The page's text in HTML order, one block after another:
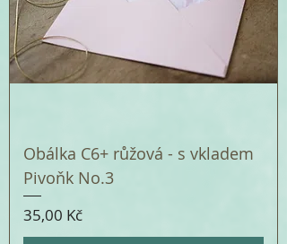
Obálka C6+ růžová - s vkladem
Pivoňk No.3
Cena
35,00 Kč